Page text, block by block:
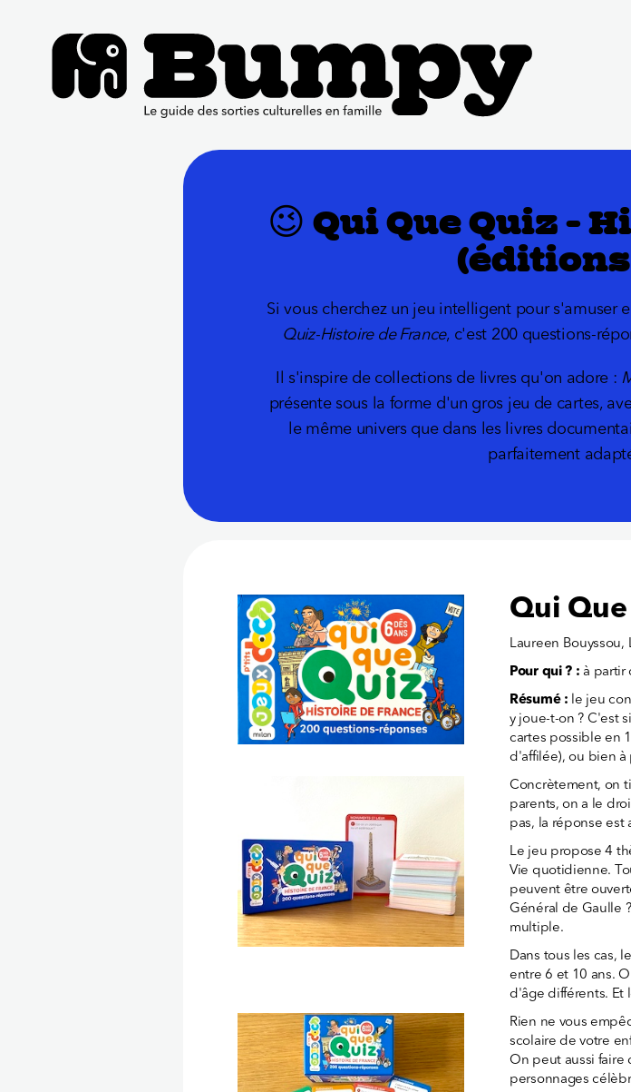
😉 Qui Que Quiz -
Si vous cherchez un jeu intelligent pour s'amuser
Quiz-Histoire de France, c'est 200 questions-
Il s'inspire de collections de livres qu'on adore :
présente sous la forme d'un gros jeu de cartes,
le même univers que dans les livres
parfaitement
Qui
Laureen
Pour qui ? : à partir
Résumé : le jeu
y joue-t-on ? C'est
cartes possible en
d'affilée), ou bien
Concrètement, on
parents, on a le
pas, la réponse est
Le jeu propose 4
Vie quotidienne.
peuvent être
Général de Gaulle
multiple.
Dans tous les cas,
entre 6 et 10 ans.
d'âge différents. Et
Rien ne vous
scolaire de votre
On peut aussi faire
personnages